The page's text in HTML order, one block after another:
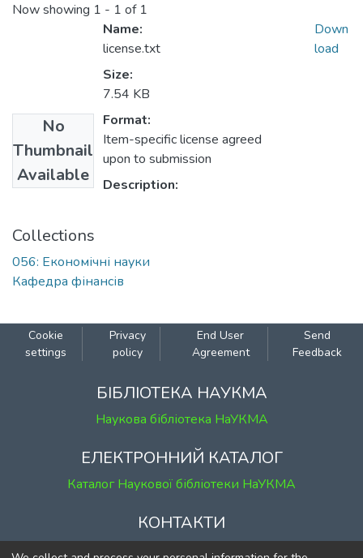
Now showing 1 - 1 of 1
No
Thumbnail
Available
Name:
license.txt
Size:
7.54 KB
Format:
Item-specific license agreed
upon to submission
Description:
Down
load
Collections
056: Економічні науки
Кафедра фінансів
Cookie
settings
Privacy
policy
End User
Agreement
Send
Feedback
БІБЛІОТЕКА НАУКМА
Наукова бібліотека НаУКМА
ЕЛЕКТРОННИЙ КАТАЛОГ
Каталог Наукової бібліотеки НаУКМА
КОНТАКТИ
м. Київ, вул. Григорія Сковороди, 2